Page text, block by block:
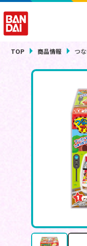
TOP 商品情報 つ